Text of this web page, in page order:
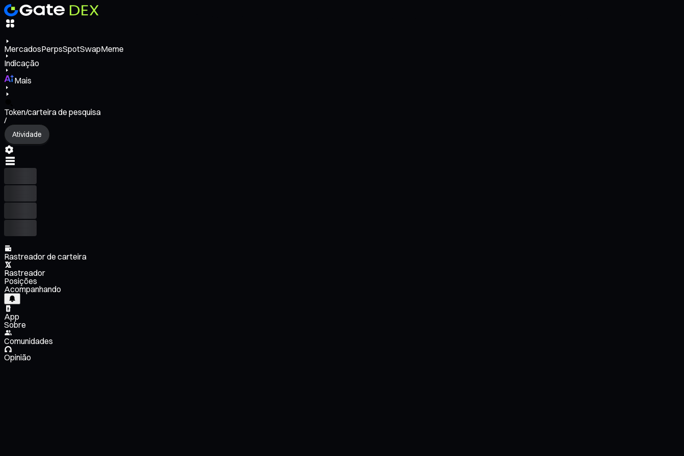
MercadosPerpsSpotSwapMeme
Indicação
Mais
Token/carteira de pesquisa
/
Atividade
Rastreador de carteira
Rastreador
Posições
Acompanhando
App
Sobre
Comunidades
Opinião